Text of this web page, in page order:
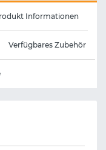
Informationen
Verfügbares Zubehör